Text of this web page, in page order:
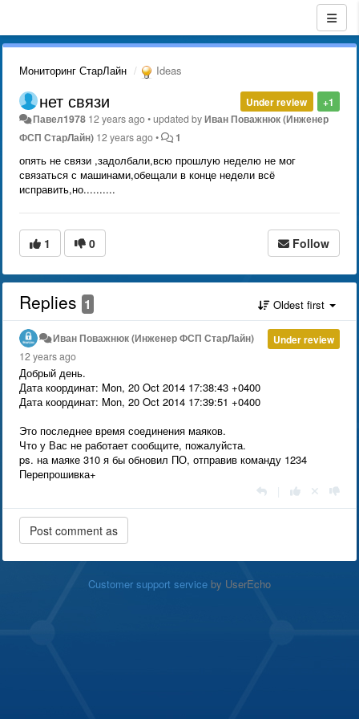
Мониторинг СтарЛайн Ideas
+1
Under review
нет связи
Павел1978 12 years ago•updated byИван Поважнюк (Инженер
ФСП СтарЛайн) 12 years ago• 1
опять не связи ,задолбали,всю прошлую неделю не мог
связаться с машинами,обещали в конце недели всё
исправить,но..........
1 0 Follow
Replies 1 Oldest first
Under review
Иван Поважнюк (Инженер ФСП СтарЛайн)
12 years ago
Добрый день.
Дата координат: Mon, 20 Oct 2014 17:38:43 +0400
Дата координат: Mon, 20 Oct 2014 17:39:51 +0400
Это последнее время соединения маяков.
Что у Вас не работает сообщите, пожалуйста.
ps. на маяке 310 я бы обновил ПО, отправив команду 1234
Перепрошивка+
Customer support service by UserEcho